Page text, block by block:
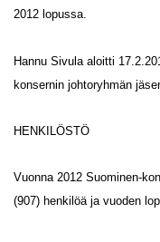
2012 lopussa.
Hannu Sivula aloitti
konsernin johtoryhmän
HENKILÖSTÖ
Vuonna 2012 Suominen-
(907) henkilöä ja vuoden